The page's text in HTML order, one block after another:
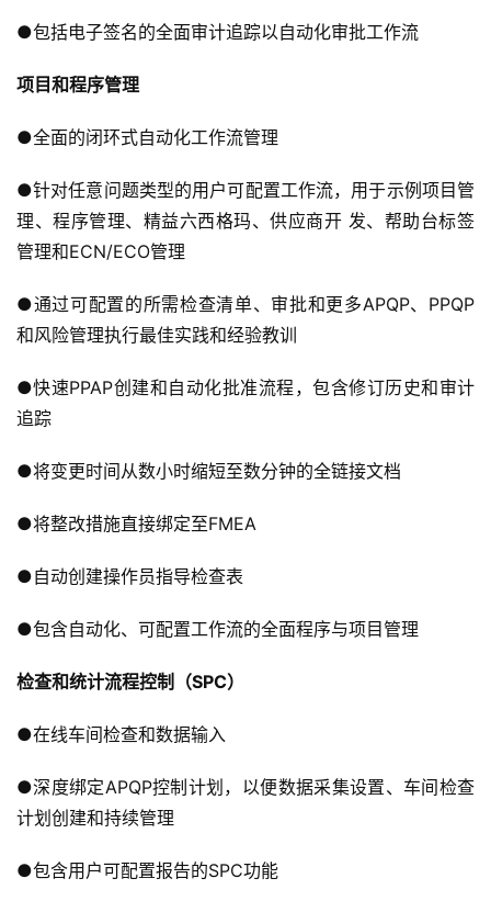
●包括电子签名的全面审计追踪以自动化审批工作流
项目和程序管理
●全面的闭环式自动化工作流管理
●针对任意问题类型的用户可配置工作流，用于示例项目管
理、程序管理、精益六西格玛、供应商开 发、帮助台标签
管理和ECN/ECO管理
●通过可配置的所需检查清单、审批和更多APQP、PPQP
和风险管理执行最佳实践和经验教训
●快速PPAP创建和自动化批准流程，包含修订历史和审计
追踪
●将变更时间从数小时缩短至数分钟的全链接文档
●将整改措施直接绑定至FMEA
●自动创建操作员指导检查表
●包含自动化、可配置工作流的全面程序与项目管理
检查和统计流程控制（SPC）
●在线车间检查和数据输入
●深度绑定APQP控制计划，以便数据采集设置、车间检查
计划创建和持续管理
●包含用户可配置报告的SPC功能